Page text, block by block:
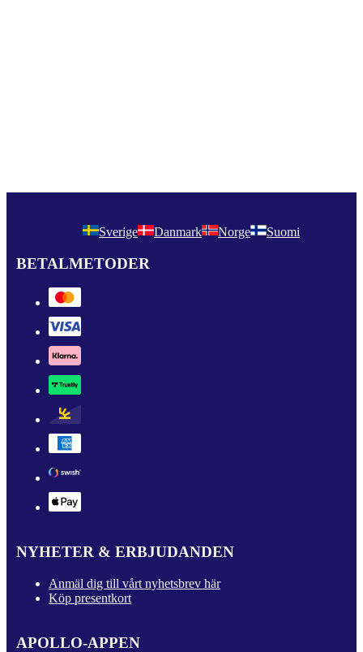
Sverige Danmark Norge Suomi
BETALMETODER
NYHETER & ERBJUDANDEN
Anmäl dig till vårt nyhetsbrev här
Köp presentkort
APOLLO-APPEN